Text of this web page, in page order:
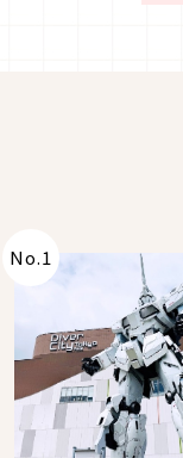
No.1